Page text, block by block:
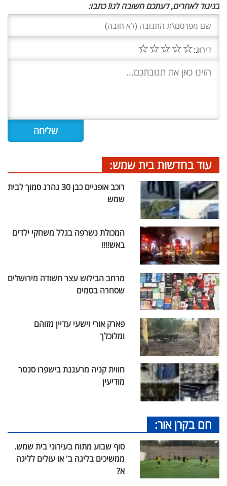
בניגוד לאחרים, דעתכם חשובה לנו! כתבו:
דירוג:☆
☆
☆
☆
☆
עוד בחדשות בית שמש:
רוכב אופניים כבן 30 נהרג סמוך לבית
שמש
המכולת נשרפה בגלל משחקי ילדים
באש!!!!
מרחב הבילוש עצר חשודה מירושלים
שסחרה בסמים
פארק אורי וישעי עדיין מזוהם
ומלוכלך
חווית קניה מרעננת בישפרו סנטר
מודיעין
חם בקרן אור:
סוף שבוע מתוח בעירוני בית שמש.
ממשיכים בליגה ב' או עולים לליגה
א?